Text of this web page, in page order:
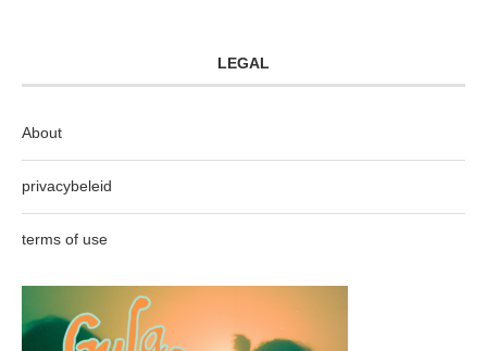
LEGAL
About
privacybeleid
terms of use